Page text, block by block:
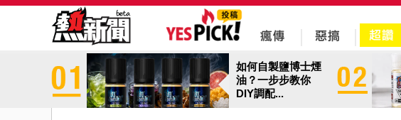
如何自製鹽博士煙
油？一步步教你
DIY調配...